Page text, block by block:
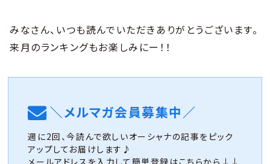
みなさん、いつも読んでいただきありがとうございます。
来月のランキングもお楽しみにー！！
＼メルマガ会員募集中／
週に2回、今読んで欲しいオーシャナの記事をピック
アップしてお届けします♪